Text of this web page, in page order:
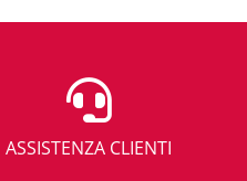
ASSISTENZA CLIENTI